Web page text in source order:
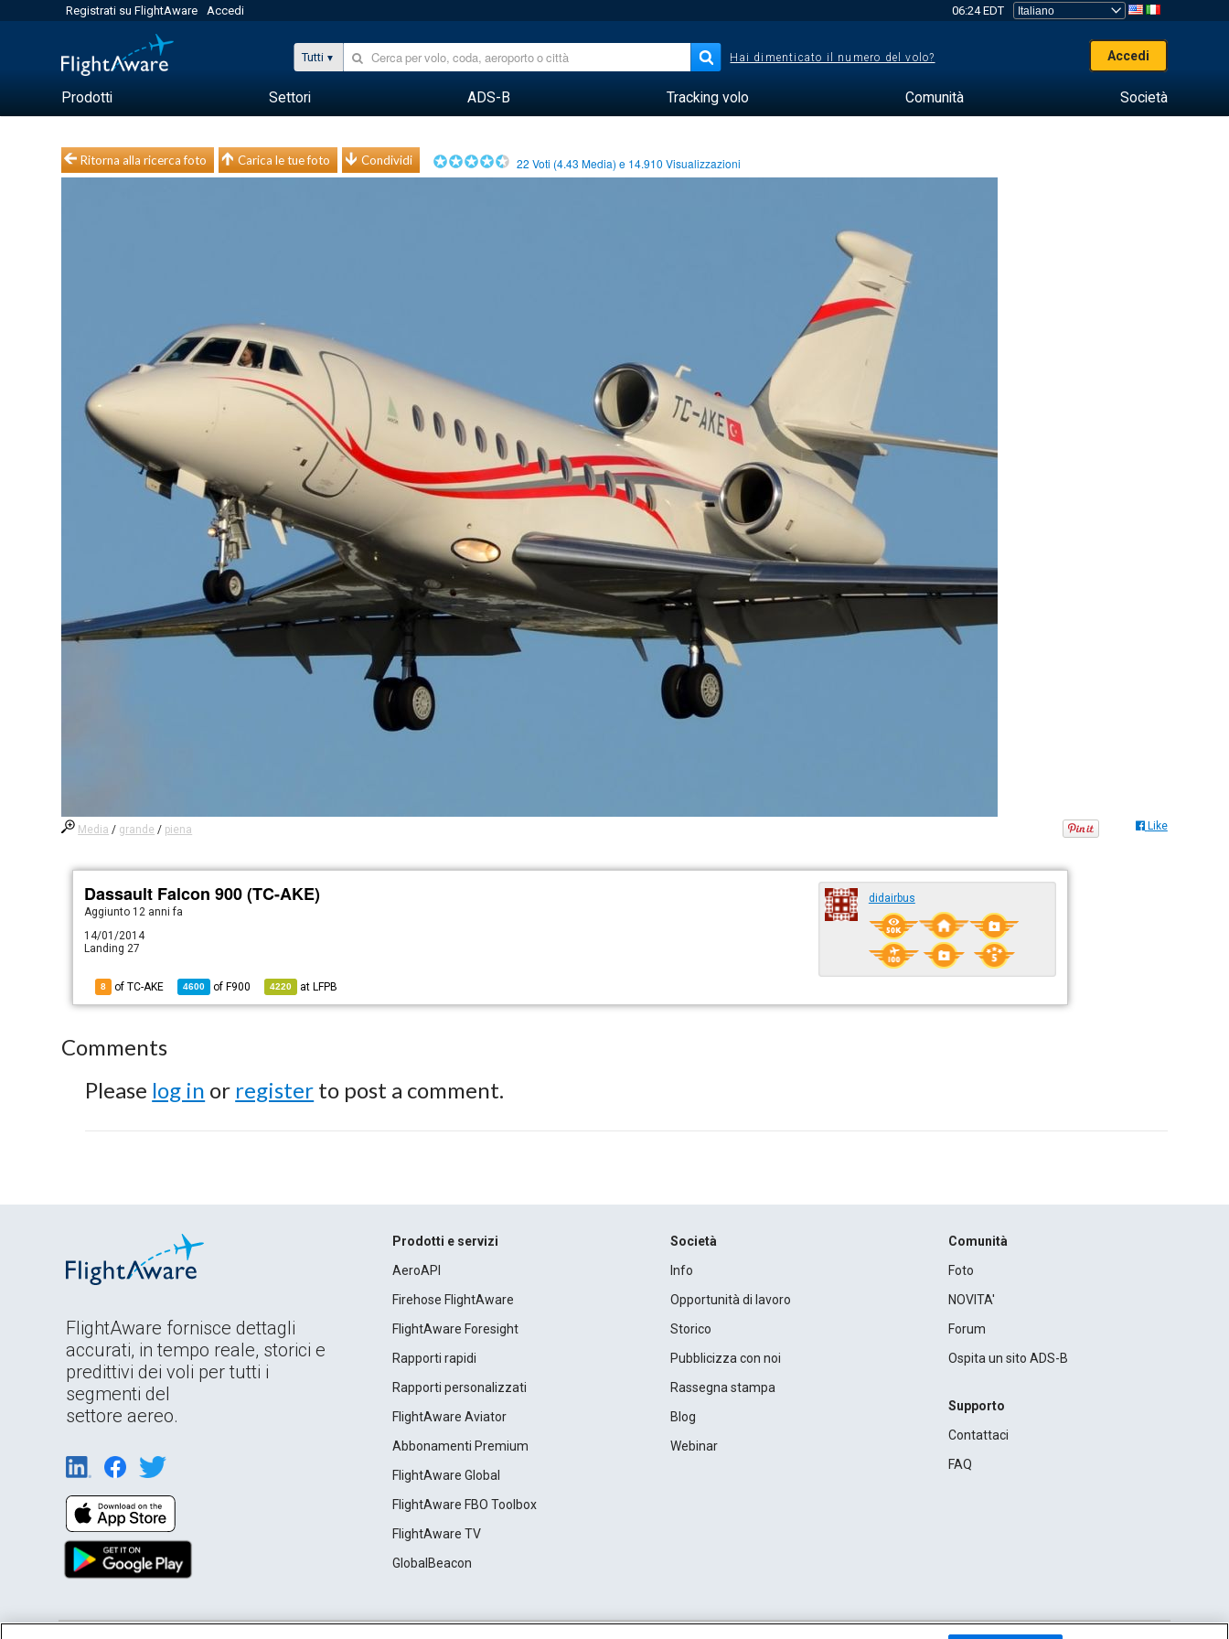
Registrati su FlightAware Accedi 06:24 EDT
Tutti Hai dimenticato il numero del volo? Accedi
Prodotti Settori ADS-B Tracking volo Comunità Società
Ritorna alla ricerca foto Carica le tue foto Condividi 22 Voti (4.43 Media) e 14.910 Visualizzazioni
Media / grande / piena Like
Dassault Falcon 900 (TC-AKE)
Aggiunto 12 anni fa
14/01/2014
Landing 27
8 of TC-AKE 4600 of F900 4220 at LFPB
didairbus
Comments
Please log in or register to post a comment.
FlightAware fornisce dettagli
accurati, in tempo reale, storici e
predittivi dei voli per tutti i
segmenti del
settore aereo.
Prodotti e servizi
AeroAPI
Firehose FlightAware
FlightAware Foresight
Rapporti rapidi
Rapporti personalizzati
FlightAware Aviator
Abbonamenti Premium
FlightAware Global
FlightAware FBO Toolbox
FlightAware TV
GlobalBeacon
Società
Info
Opportunità di lavoro
Storico
Pubblicizza con noi
Rassegna stampa
Blog
Webinar
Comunità
Foto
NOVITA'
Forum
Ospita un sito ADS-B
Supporto
Contattaci
FAQ